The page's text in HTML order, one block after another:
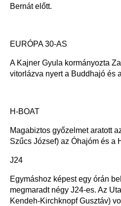
Bernát előtt.
EURÓPA 30-AS
A Kajner Gyula kormányozta
vitorlázva nyert a Buddhajó és
H-BOAT
Magabiztos győzelmet aratott
Szűcs József) az Óhajóm és a
J24
Egymáshoz képest egy órán
megmaradt négy J24-es. Az
Kendeh-Kirchknopf Gusztáv)